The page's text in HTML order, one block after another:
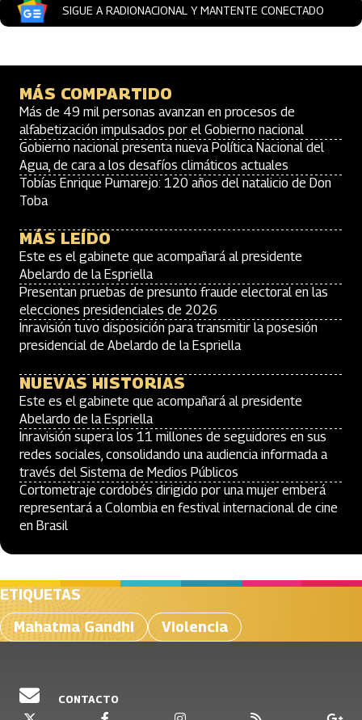
SIGUE A RADIONACIONAL Y MANTENTE CONECTADO
MÁS COMPARTIDO
Más de 49 mil personas avanzan en procesos de
alfabetización impulsados por el Gobierno nacional
Gobierno nacional presenta nueva Política Nacional del
Agua, de cara a los desafíos climáticos actuales
Tobías Enrique Pumarejo: 120 años del natalicio de Don
Toba
MÁS LEÍDO
Este es el gabinete que acompañará al presidente
Abelardo de la Espriella
Presentan pruebas de presunto fraude electoral en las
elecciones presidenciales de 2026
Inravisión tuvo disposición para transmitir la posesión
presidencial de Abelardo de la Espriella
NUEVAS HISTORIAS
Este es el gabinete que acompañará al presidente
Abelardo de la Espriella
Inravisión supera los 11 millones de seguidores en sus
redes sociales, consolidando una audiencia informada a
través del Sistema de Medios Públicos
Cortometraje cordobés dirigido por una mujer emberá
representará a Colombia en festival internacional de cine
en Brasil
ETIQUETAS
Mahatma Gandhi
Violencia
CONTACTO